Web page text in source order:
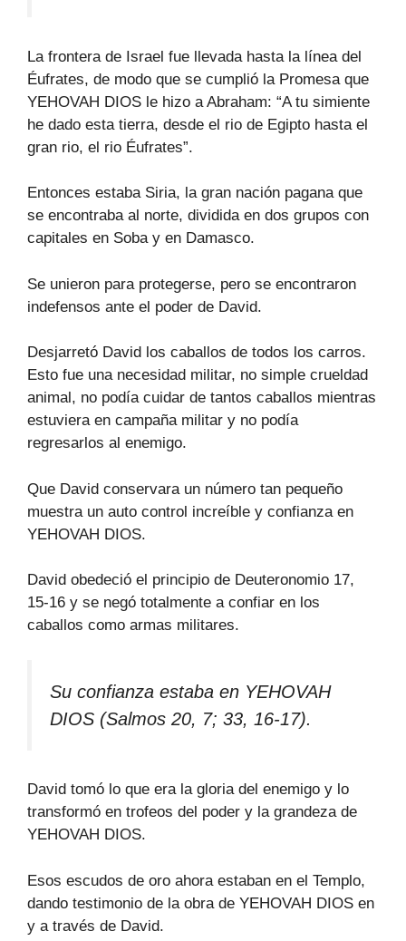
La frontera de Israel fue llevada hasta la línea del
Éufrates, de modo que se cumplió la Promesa que
YEHOVAH DIOS le hizo a Abraham: “A tu simiente
he dado esta tierra, desde el rio de Egipto hasta el
gran rio, el rio Éufrates”.
Entonces estaba Siria, la gran nación pagana que
se encontraba al norte, dividida en dos grupos con
capitales en Soba y en Damasco.
Se unieron para protegerse, pero se encontraron
indefensos ante el poder de David.
Desjarretó David los caballos de todos los carros.
Esto fue una necesidad militar, no simple crueldad
animal, no podía cuidar de tantos caballos mientras
estuviera en campaña militar y no podía
regresarlos al enemigo.
Que David conservara un número tan pequeño
muestra un auto control increíble y confianza en
YEHOVAH DIOS.
David obedeció el principio de Deuteronomio 17,
15-16 y se negó totalmente a confiar en los
caballos como armas militares.
Su confianza estaba en YEHOVAH
DIOS (Salmos 20, 7; 33, 16-17).
David tomó lo que era la gloria del enemigo y lo
transformó en trofeos del poder y la grandeza de
YEHOVAH DIOS.
Esos escudos de oro ahora estaban en el Templo,
dando testimonio de la obra de YEHOVAH DIOS en
y a través de David.